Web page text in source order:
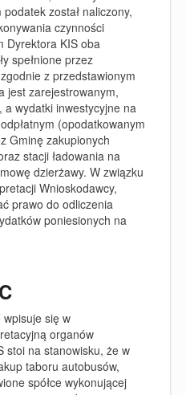
został naliczony,
czynności
Dyrektora KIS oba
spełnione przez
z przedstawionym
jest zarejestrowanym,
a wydatki inwestycyjne na
(opodatkowanym
Gminę zakupionych
stacji ładowania na
dzierżawy. W związku
Wnioskodawcy,
prawo do odliczenia
poniesionych na
się w
organów
stoi na stanowisku, że w
taboru autobusów,
spółce wykonującej